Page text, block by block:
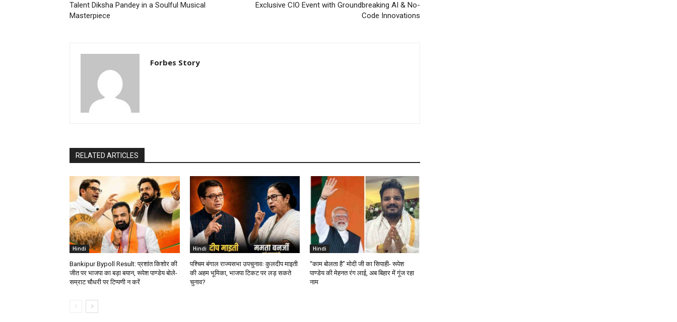
Talent Diksha Pandey in a Soulful Musical
Masterpiece
Exclusive CIO Event with Groundbreaking AI & No-
Code Innovations
Forbes Story
RELATED ARTICLES
Hindi
Bankipur Bypoll Result: प्रशांत किशोर की
जीत पर भाजपा का बड़ा बयान, रूपेश पाण्डेय बोले-
सम्राट चौधरी पर टिप्पणी न करें
Hindi
पश्चिम बंगाल राज्यसभा उपचुनावः कुलदीप माइती
की अहम भूमिका, भाजपा टिकट पर लड़ सकते
चुनाव?
Hindi
“काम बोलता है” मोदी जी का सिपाही- रूपेश
पाण्डेय की मेहनत रंग लाई, अब बिहार में गूंज रहा
नाम